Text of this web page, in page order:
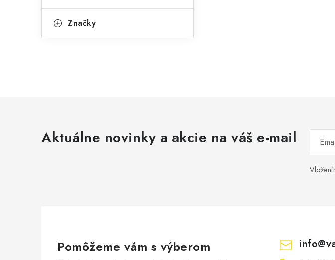
Značky
Aktuálne novinky a akcie na váš e-mail
Pomôžeme vám s výberom info@